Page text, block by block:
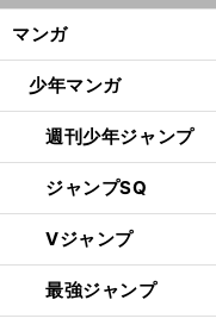
マンガ
少年マンガ
週刊少年ジャンプ
ジャンプSQ
Vジャンプ
最強ジャンプ